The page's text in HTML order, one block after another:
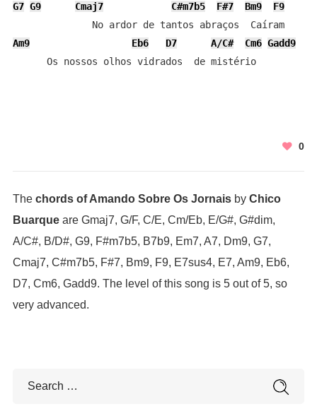
G7 G9 Cmaj7 C#m7b5 F#7 Bm9 F9
Am9 Eb6 D7 A/C# Cm6 Gadd9
      Os nossos olhos vidrados  de mistério
0
The chords of Amando Sobre Os Jornaisby Chico
Buarqueare Gmaj7, G/F, C/E, Cm/Eb, E/G#, G#dim,
A/C#, B/D#, G9, F#m7b5, B7b9, Em7, A7, Dm9, G7,
Cmaj7, C#m7b5, F#7, Bm9, F9, E7sus4, E7, Am9, Eb6,
D7, Cm6, Gadd9. The level of this song is 5 out of 5, so
very advanced.